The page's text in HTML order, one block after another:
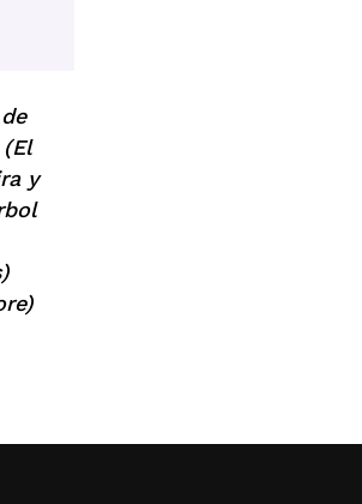
productos en el carrito.
y